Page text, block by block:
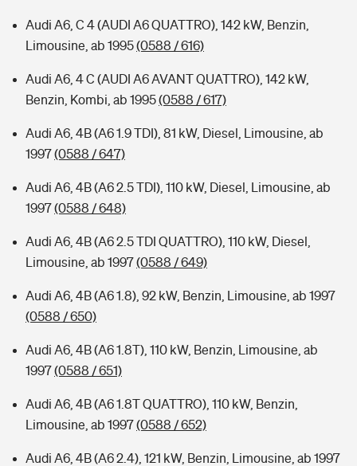
Audi A6, C 4 (AUDI A6 QUATTRO), 142 kW, Benzin,
Limousine, ab 1995(0588 / 616)
Audi A6, 4 C (AUDI A6 AVANT QUATTRO), 142 kW,
Benzin, Kombi, ab 1995(0588 / 617)
Audi A6, 4B (A6 1.9 TDI), 81 kW, Diesel, Limousine, ab
1997(0588 / 647)
Audi A6, 4B (A6 2.5 TDI), 110 kW, Diesel, Limousine, ab
1997(0588 / 648)
Audi A6, 4B (A6 2.5 TDI QUATTRO), 110 kW, Diesel,
Limousine, ab 1997(0588 / 649)
Audi A6, 4B (A6 1.8), 92 kW, Benzin, Limousine, ab 1997
(0588 / 650)
Audi A6, 4B (A6 1.8T), 110 kW, Benzin, Limousine, ab
1997(0588 / 651)
Audi A6, 4B (A6 1.8T QUATTRO), 110 kW, Benzin,
Limousine, ab 1997(0588 / 652)
Audi A6, 4B (A6 2.4), 121 kW, Benzin, Limousine, ab 1997